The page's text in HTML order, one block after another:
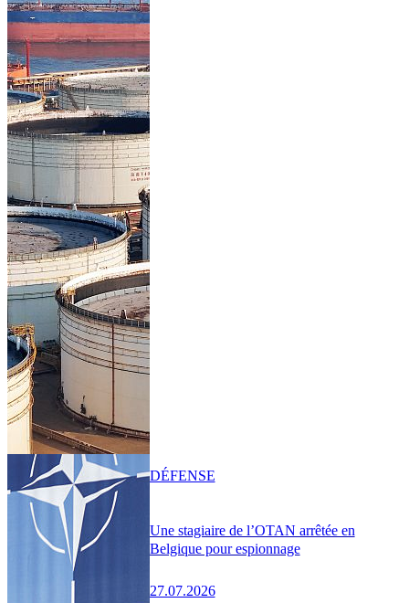
Une stagiaire de l’OTAN arrêtée en
Belgique pour espionnage
27.07.2026
DÉFENSE